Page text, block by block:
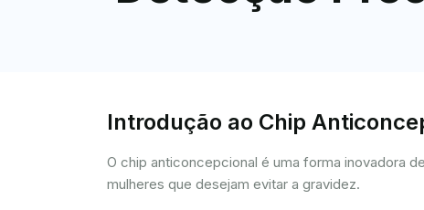
Introdução ao Chip
O chip anticoncepcional é uma forma inovadora
mulheres que desejam evitar a gravidez.